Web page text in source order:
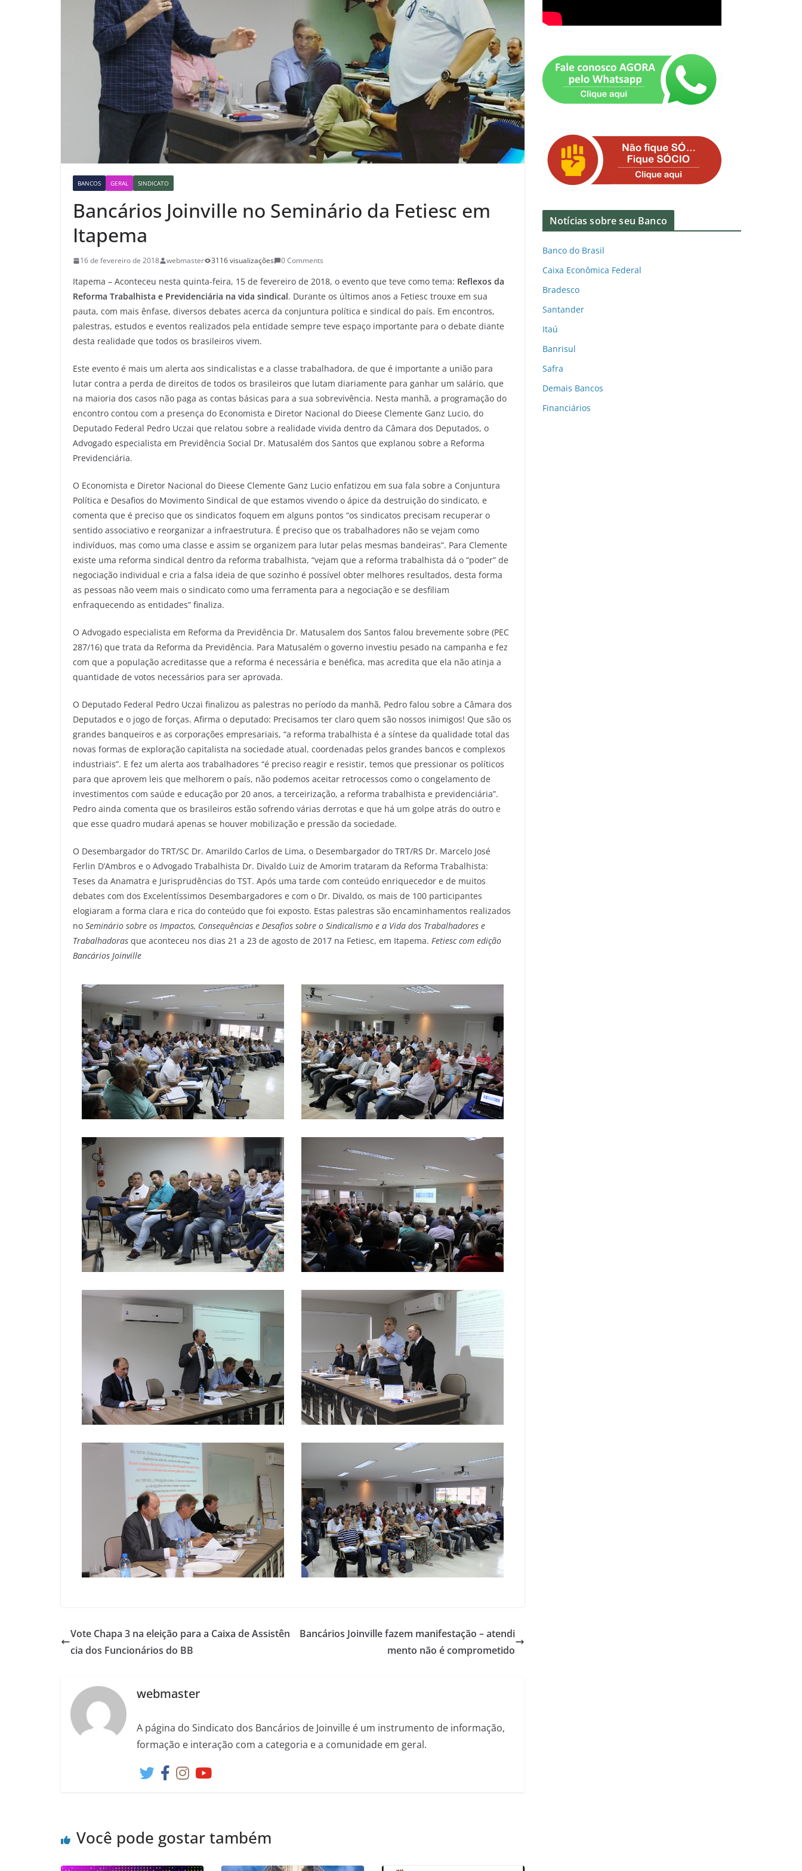
BANCOS GERAL SINDICATO
Bancários Joinville no Seminário da Fetiesc em
Itapema
16 de fevereiro de 2018 webmaster 3116 visualizações 0 Comments
Itapema – Aconteceu nesta quinta-feira, 15 de fevereiro de 2018, o evento que teve como tema: Reflexos da
Reforma Trabalhista e Previdenciária na vida sindical. Durante os últimos anos a Fetiesc trouxe em sua
pauta, com mais ênfase, diversos debates acerca da conjuntura política e sindical do país. Em encontros,
palestras, estudos e eventos realizados pela entidade sempre teve espaço importante para o debate diante
desta realidade que todos os brasileiros vivem.
Este evento é mais um alerta aos sindicalistas e a classe trabalhadora, de que é importante a união para
lutar contra a perda de direitos de todos os brasileiros que lutam diariamente para ganhar um salário, que
na maioria dos casos não paga as contas básicas para a sua sobrevivência. Nesta manhã, a programação do
encontro contou com a presença do Economista e Diretor Nacional do Dieese Clemente Ganz Lucio, do
Deputado Federal Pedro Uczai que relatou sobre a realidade vivida dentro da Câmara dos Deputados, o
Advogado especialista em Previdência Social Dr. Matusalém dos Santos que explanou sobre a Reforma
Previdenciária.
O Economista e Diretor Nacional do Dieese Clemente Ganz Lucio enfatizou em sua fala sobre a Conjuntura
Política e Desafios do Movimento Sindical de que estamos vivendo o ápice da destruição do sindicato, e
comenta que é preciso que os sindicatos foquem em alguns pontos “os sindicatos precisam recuperar o
sentido associativo e reorganizar a infraestrutura. É preciso que os trabalhadores não se vejam como
indivíduos, mas como uma classe e assim se organizem para lutar pelas mesmas bandeiras”. Para Clemente
existe uma reforma sindical dentro da reforma trabalhista, “vejam que a reforma trabalhista dá o “poder” de
negociação individual e cria a falsa ideia de que sozinho é possível obter melhores resultados, desta forma
as pessoas não veem mais o sindicato como uma ferramenta para a negociação e se desfiliam
enfraquecendo as entidades” finaliza.
O Advogado especialista em Reforma da Previdência Dr. Matusalem dos Santos falou brevemente sobre (PEC
287/16) que trata da Reforma da Previdência. Para Matusalém o governo investiu pesado na campanha e fez
com que a população acreditasse que a reforma é necessária e benéfica, mas acredita que ela não atinja a
quantidade de votos necessários para ser aprovada.
O Deputado Federal Pedro Uczai finalizou as palestras no período da manhã, Pedro falou sobre a Câmara dos
Deputados e o jogo de forças. Afirma o deputado: Precisamos ter claro quem são nossos inimigos! Que são os
grandes banqueiros e as corporações empresariais, “a reforma trabalhista é a síntese da qualidade total das
novas formas de exploração capitalista na sociedade atual, coordenadas pelos grandes bancos e complexos
industriais”. E fez um alerta aos trabalhadores “é preciso reagir e resistir, temos que pressionar os políticos
para que aprovem leis que melhorem o país, não podemos aceitar retrocessos como o congelamento de
investimentos com saúde e educação por 20 anos, a terceirização, a reforma trabalhista e previdenciária”.
Pedro ainda comenta que os brasileiros estão sofrendo várias derrotas e que há um golpe atrás do outro e
que esse quadro mudará apenas se houver mobilização e pressão da sociedade.
O Desembargador do TRT/SC Dr. Amarildo Carlos de Lima, o Desembargador do TRT/RS Dr. Marcelo José
Ferlin D’Ambros e o Advogado Trabalhista Dr. Divaldo Luiz de Amorim trataram da Reforma Trabalhista:
Teses da Anamatra e Jurisprudências do TST. Após uma tarde com conteúdo enriquecedor e de muitos
debates com dos Excelentíssimos Desembargadores e com o Dr. Divaldo, os mais de 100 participantes
elogiaram a forma clara e rica do conteúdo que foi exposto. Estas palestras são encaminhamentos realizados
no Seminário sobre os Impactos, Consequências e Desafios sobre o Sindicalismo e a Vida dos Trabalhadores e
Trabalhadoras que aconteceu nos dias 21 a 23 de agosto de 2017 na Fetiesc, em Itapema. Fetiesc com edição
Bancários Joinville
Vote Chapa 3 na eleição para a Caixa de Assistên
cia dos Funcionários do BB
Bancários Joinville fazem manifestação – atendi
mento não é comprometido
webmaster
A página do Sindicato dos Bancários de Joinville é um instrumento de informação,
formação e interação com a categoria e a comunidade em geral.
Você pode gostar também
Notícias sobre seu Banco
Banco do Brasil
Caixa Econômica Federal
Bradesco
Santander
Itaú
Banrisul
Safra
Demais Bancos
Financiários